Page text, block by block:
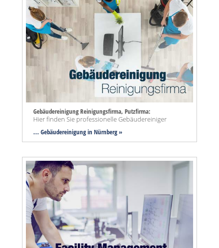
Gebäudereinigung Reinigungsfirma, Putzfirma:
Hier finden Sie professionelle Gebäudereiniger
... Gebäudereinigung in Nürnberg »